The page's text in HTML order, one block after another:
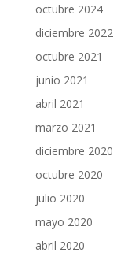
octubre 2024
diciembre 2022
octubre 2021
junio 2021
abril 2021
marzo 2021
diciembre 2020
octubre 2020
julio 2020
mayo 2020
abril 2020